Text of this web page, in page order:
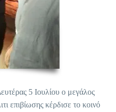
5 Ιουλίου ο μεγάλος
επιβίωσης κέρδισε το κοινό